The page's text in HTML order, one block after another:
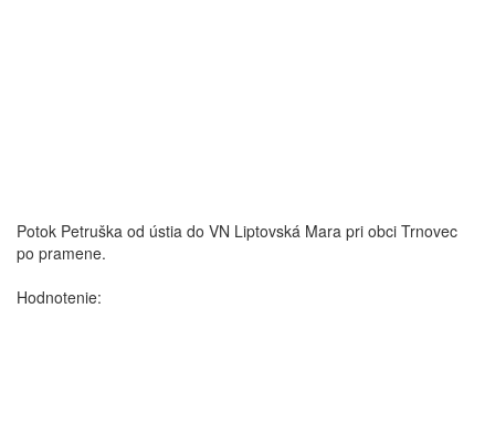
Potok Petruška od ústia do VN Liptovská Mara pri obci Trnovec
po pramene.
Hodnotenie: